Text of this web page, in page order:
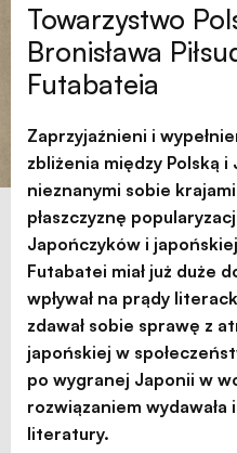
Towarzystwo
Bronisława
Futabateia
Zaprzyjaźnieni i
zbliżenia między Polską i
nieznanymi sobie
płaszczyznę
Japończyków i
Futabatei miał już duże
wpływał na prądy
zdawał sobie sprawę z
japońskiej w
po wygranej Japonii w
rozwiązaniem wydawała
literatury.